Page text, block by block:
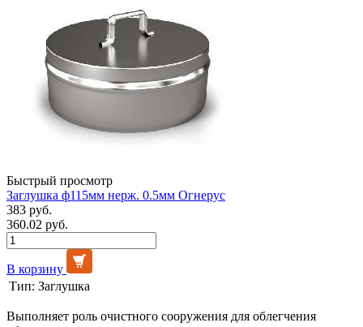
Быстрый просмотр
Заглушка ф115мм нерж. 0.5мм Огнерус
383 руб.
360.02 руб.
В корзину
Тип: Заглушка
Выполняет роль очистного сооружения для облегчения